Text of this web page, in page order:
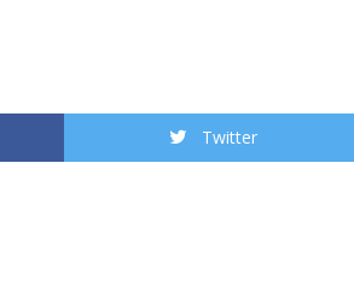
Twitter